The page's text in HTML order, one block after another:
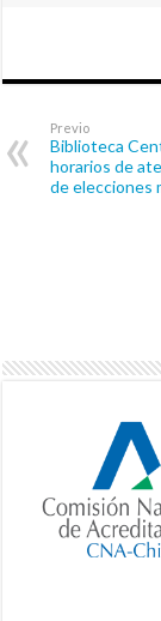
Previo
Biblioteca
horarios de
de elecciones